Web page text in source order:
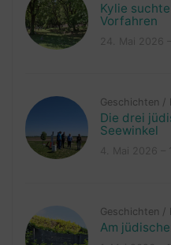
Kylie
Vorfahren
Geschichten /
Die drei
Seewinkel
Geschichten /
Am